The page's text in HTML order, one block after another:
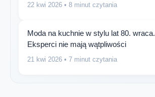
22 kwi 2026 • 8 minut czytania
Moda na kuchnie w stylu lat 80. wraca.
Eksperci nie mają wątpliwości
21 kwi 2026 • 7 minut czytania